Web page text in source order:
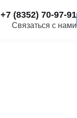
+7 (8352) 70-97-91
Связаться с нами